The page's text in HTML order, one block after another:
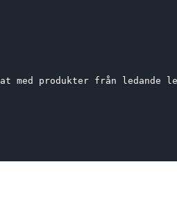
med produkter från ledande